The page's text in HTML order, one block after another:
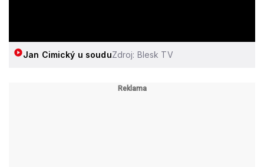
Jan Cimický u souduZdroj: Blesk TV